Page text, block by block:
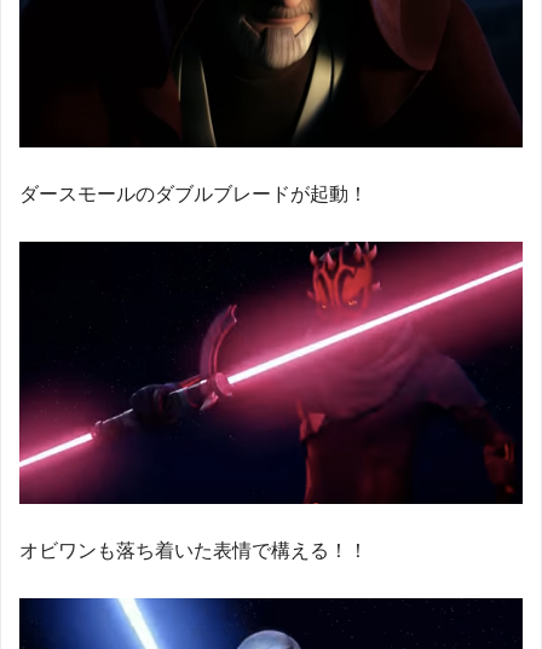
ダースモールのダブルブレードが起動！
オビワンも落ち着いた表情で構える！！